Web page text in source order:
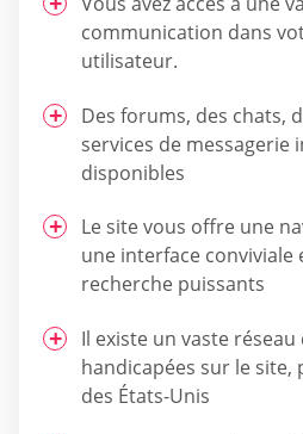
communication dans
utilisateur.
Des forums, des chats,
services de messagerie
disponibles
Le site vous offre une
une interface conviviale
recherche puissants
Il existe un vaste
handicapées sur le site,
des États-Unis